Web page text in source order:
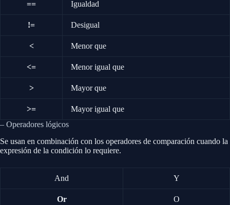
== Igualdad
!= Desigual
< Menor que
<= Menor igual que
> Mayor que
>=
Mayor igual que
– Operadores lógicos
Se usan en combinación con los operadores de comparación cuando la
expresión de la condición lo requiere.
And Y
Or O